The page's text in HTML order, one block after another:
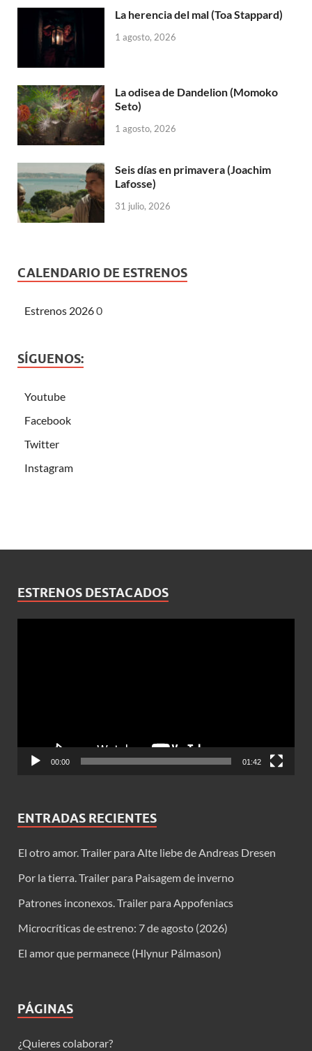
La herencia del mal (Toa Stappard)
1 agosto, 2026
La odisea de Dandelion (Momoko
Seto)
1 agosto, 2026
Seis días en primavera (Joachim
Lafosse)
31 julio, 2026
CALENDARIO DE ESTRENOS
Estrenos 20260
SÍGUENOS:
Youtube
Facebook
Twitter
Instagram
ESTRENOS DESTACADOS
00:00 01:42
ENTRADAS RECIENTES
El otro amor. Trailer para Alte liebe de Andreas Dresen
Por la tierra. Trailer para Paisagem de inverno
Patrones inconexos. Trailer para Appofeniacs
Microcríticas de estreno: 7 de agosto (2026)
El amor que permanece (Hlynur Pálmason)
PÁGINAS
¿Quieres colaborar?